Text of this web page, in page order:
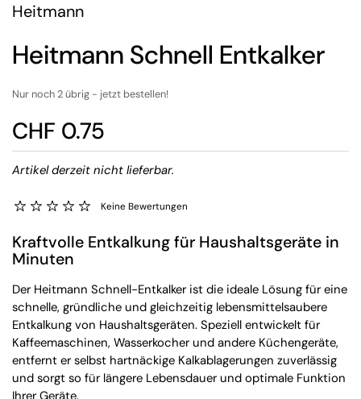
Heitmann
Heitmann Schnell Entkalker
Nur noch 2 übrig - jetzt bestellen!
CHF 0.75
Artikel derzeit nicht lieferbar.
Keine Bewertungen
Kraftvolle Entkalkung für Haushaltsgeräte in
Minuten
Der Heitmann Schnell-Entkalker ist die ideale Lösung für eine
schnelle, gründliche und gleichzeitig lebensmittelsaubere
Entkalkung von Haushaltsgeräten. Speziell entwickelt für
Kaffeemaschinen, Wasserkocher und andere Küchengeräte,
entfernt er selbst hartnäckige Kalkablagerungen zuverlässig
und sorgt so für längere Lebensdauer und optimale Funktion
Ihrer Geräte.